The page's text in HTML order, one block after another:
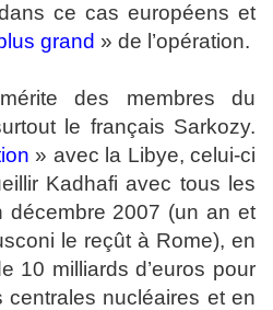
ce cas européens et
grand » de l’opération.
des membres du
le français Sarkozy.
» avec la Libye, celui-ci
Kadhafi avec tous les
décembre 2007 (un an et
le reçût à Rome), en
10 milliards d’euros pour
nucléaires et en